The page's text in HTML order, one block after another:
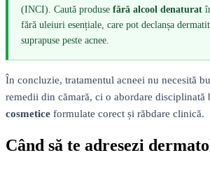
(INCI). Caută produse fără alcool denaturat
fără uleiuri esențiale, care pot declanșa
suprapuse peste acnee.
În concluzie, tratamentul acneei nu necesită
remedii din cămară, ci o abordare disciplinată
cosmetice formulate corect și răbdare clinică.
Când să te adresezi